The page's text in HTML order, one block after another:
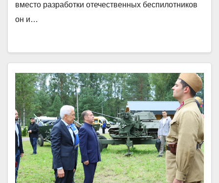
вместо разработки отечественных беспилотников
он и…